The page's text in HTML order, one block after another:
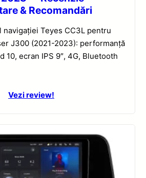
& Recomandări
navigației Teyes CC3L pentru
J300 (2021-2023): performanță
10, ecran IPS 9″, 4G, Bluetooth
Vezi review!